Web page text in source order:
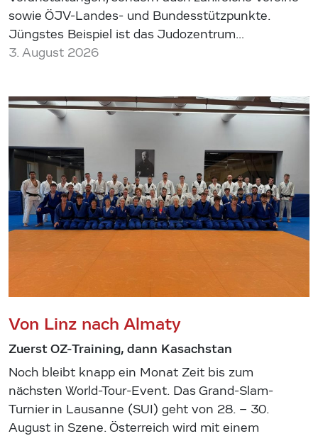
sowie ÖJV-Landes- und Bundesstützpunkte.
Jüngstes Beispiel ist das Judozentrum…
3. August 2026
Von Linz nach Almaty
Zuerst OZ-Training, dann Kasachstan
Noch bleibt knapp ein Monat Zeit bis zum
nächsten World-Tour-Event. Das Grand-Slam-
Turnier in Lausanne (SUI) geht von 28. – 30.
August in Szene. Österreich wird mit einem